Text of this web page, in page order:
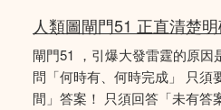
人類圖閘門51 正直清楚
閘門51 ，引爆大發雷霆的原因
問「何時有、何時完成」 只須
間」答案！ 只須回答「未有答